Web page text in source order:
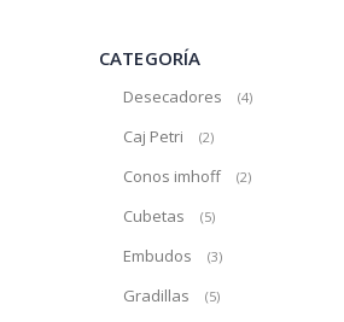
CATEGORÍA
Desecadores 4producto
Caj Petri 2producto
Conos imhoff 2producto
Cubetas 5producto
Embudos 3producto
Gradillas 5producto